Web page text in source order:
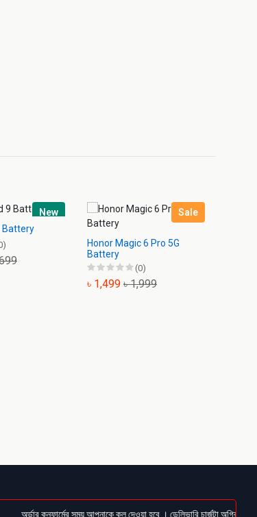
New
Battery
Sale
Honor Magic 6 Pro 5G
Battery
(0)
৳ 1,499 ৳ 1,999
অর্ডার কনফার্মের সময় আপনাকে কল দেওয়া হবে । ডেলিভারি চার্জটা অগ্রিম